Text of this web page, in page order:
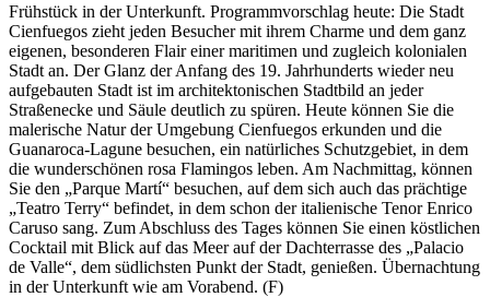
Frühstück in der Unterkunft. Programmvorschlag heute: Die Stadt
Cienfuegos zieht jeden Besucher mit ihrem Charme und dem ganz
eigenen, besonderen Flair einer maritimen und zugleich kolonialen
Stadt an. Der Glanz der Anfang des 19. Jahrhunderts wieder neu
aufgebauten Stadt ist im architektonischen Stadtbild an jeder
Straßenecke und Säule deutlich zu spüren. Heute können Sie die
malerische Natur der Umgebung Cienfuegos erkunden und die
Guanaroca-Lagune besuchen, ein natürliches Schutzgebiet, in dem
die wunderschönen rosa Flamingos leben. Am Nachmittag, können
Sie den „Parque Martí“ besuchen, auf dem sich auch das prächtige
„Teatro Terry“ befindet, in dem schon der italienische Tenor Enrico
Caruso sang. Zum Abschluss des Tages können Sie einen köstlichen
Cocktail mit Blick auf das Meer auf der Dachterrasse des „Palacio
de Valle“, dem südlichsten Punkt der Stadt, genießen. Übernachtung
in der Unterkunft wie am Vorabend. (F)